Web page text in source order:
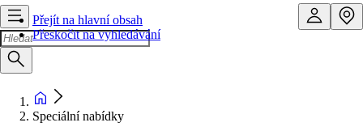
Přejít na hlavní obsah
Přeskočit na vyhledávání
Speciální nabídky